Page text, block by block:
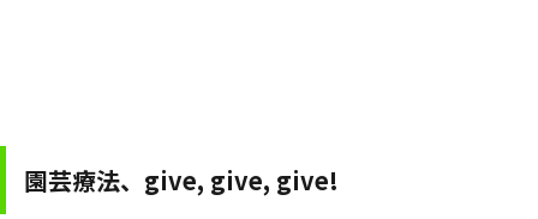
園芸療法、give, give, give!